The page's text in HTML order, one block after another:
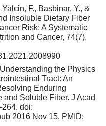
F., Basbinar, Y., &
Insoluble Dietary Fiber
Risk: A Systematic
and Cancer, 74(7),
the Physics
Tract: An
Enduring
and Soluble Fiber. J Acad
264. doi:
2016 Nov 15. PMID: